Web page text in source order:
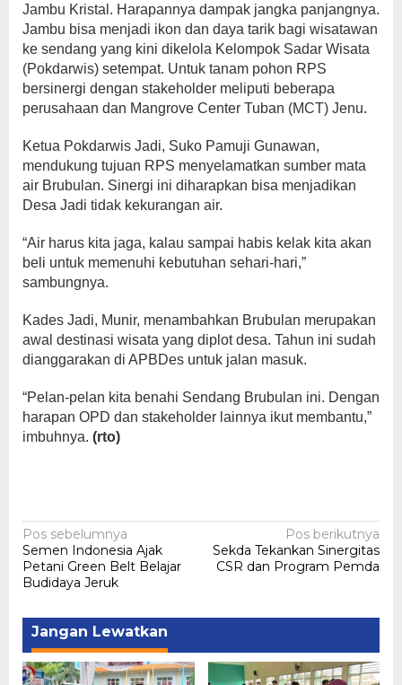
Jambu Kristal. Harapannya dampak jangka panjangnya.
Jambu bisa menjadi ikon dan daya tarik bagi wisatawan
ke sendang yang kini dikelola Kelompok Sadar Wisata
(Pokdarwis) setempat. Untuk tanam pohon RPS
bersinergi dengan stakeholder meliputi beberapa
perusahaan dan Mangrove Center Tuban (MCT) Jenu.
Ketua Pokdarwis Jadi, Suko Pamuji Gunawan,
mendukung tujuan RPS menyelamatkan sumber mata
air Brubulan. Sinergi ini diharapkan bisa menjadikan
Desa Jadi tidak kekurangan air.
“Air harus kita jaga, kalau sampai habis kelak kita akan
beli untuk memenuhi kebutuhan sehari-hari,”
sambungnya.
Kades Jadi, Munir, menambahkan Brubulan merupakan
awal destinasi wisata yang diplot desa. Tahun ini sudah
dianggarakan di APBDes untuk jalan masuk.
“Pelan-pelan kita benahi Sendang Brubulan ini. Dengan
harapan OPD dan stakeholder lainnya ikut membantu,”
imbuhnya. (rto)
Navigasi
pos
Pos sebelumnya
Semen Indonesia Ajak
Petani Green Belt Belajar
Budidaya Jeruk
Pos berikutnya
Sekda Tekankan Sinergitas
CSR dan Program Pemda
Jangan Lewatkan